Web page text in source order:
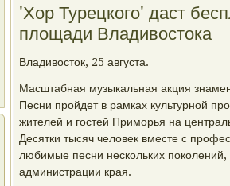
'Хор Турецкого' даст
площади Владивостока
Владивосток, 25 августа.
Масштабная музыкальная акция
Песни пройдет в рамках культурной
жителей и гостей Приморья на
Десятки тысяч человек вместе с
любимые песни нескольких
администрации края.